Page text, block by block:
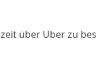
über Uber zu